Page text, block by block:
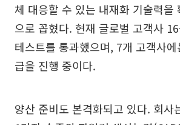
체 대응할 수 있는 내재화 기술력을
으로 꼽혔다. 현재 글로벌 고객사
테스트를 통과했으며, 7개 고객사
급을 진행 중이다.
양산 준비도 본격화되고 있다. 회사